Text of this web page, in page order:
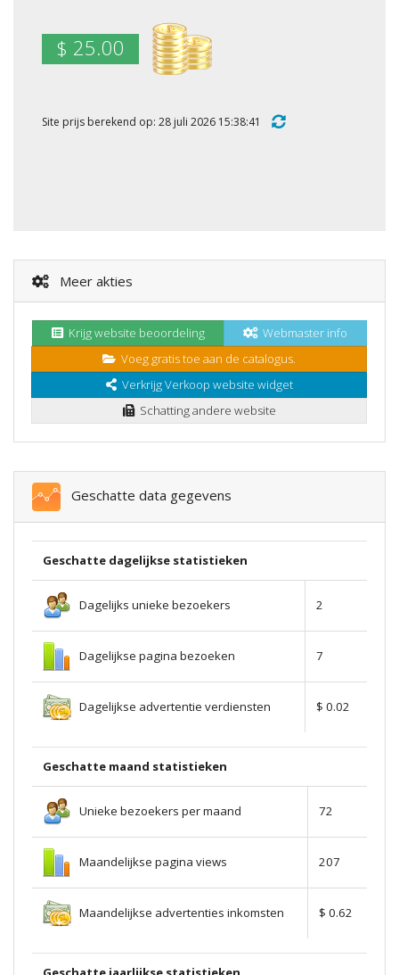
$ 25.00
Site prijs berekend op: 28 juli 2026 15:38:41
Meer akties
Krijg website beoordeling
Webmaster info
Voeg gratis toe aan de catalogus.
Verkrijg Verkoop website widget
Schatting andere website
Geschatte data gegevens
Geschatte dagelijkse statistieken
Dagelijks unieke bezoekers 2
Dagelijkse pagina bezoeken 7
Dagelijkse advertentie verdiensten $ 0.02
Geschatte maand statistieken
Unieke bezoekers per maand 72
Maandelijkse pagina views 207
Maandelijkse advertenties inkomsten $ 0.62